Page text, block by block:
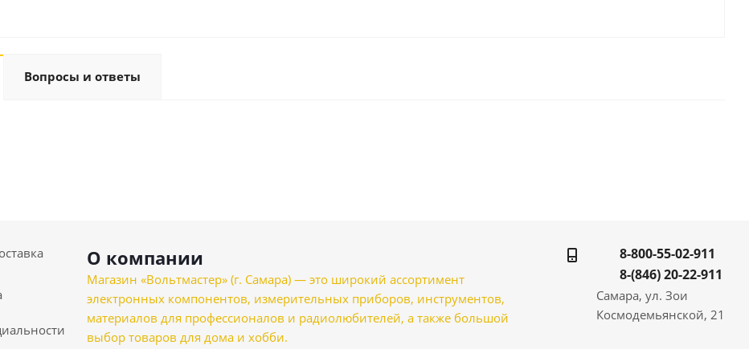
Вопросы и ответы
О компании
Магазин «Вольтмастер» (г. Самара) — это широкий ассортимент
электронных компонентов, измерительных приборов, инструментов,
материалов для профессионалов и радиолюбителей, а также большой
выбор товаров для дома и хобби.
8-800-55-02-911
8-(846) 20-22-911
Самара, ул. Зои
Космодемьянской, 21